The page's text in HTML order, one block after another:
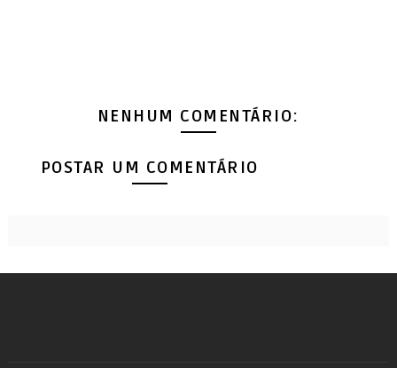
NENHUM COMENTÁRIO:
POSTAR UM COMENTÁRIO